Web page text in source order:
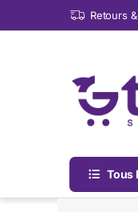
Skip to navigation
Skip to content Retours
Tous